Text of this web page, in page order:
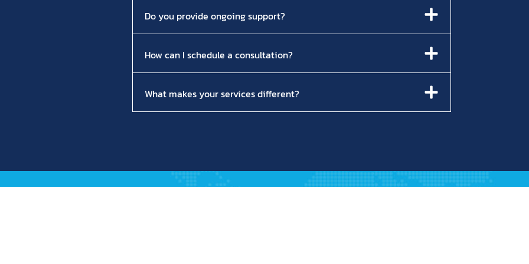
Do you provide ongoing support?
How can I schedule a consultation?
What makes your services different?